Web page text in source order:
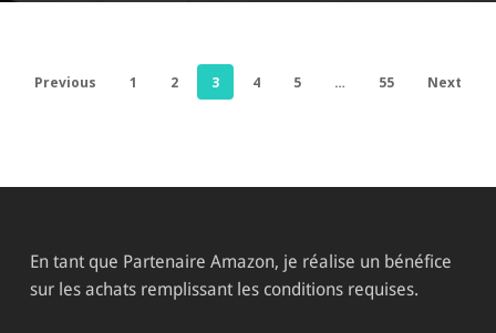
Previous 1 2 3 4 5 … 55 Next
En tant que Partenaire Amazon, je réalise un bénéfice
sur les achats remplissant les conditions requises.